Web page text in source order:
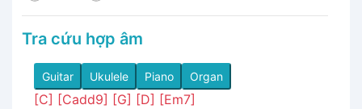
Tra cứu hợp âm
Guitar Ukulele Piano Organ
[C] [Cadd9] [G] [D] [Em7]